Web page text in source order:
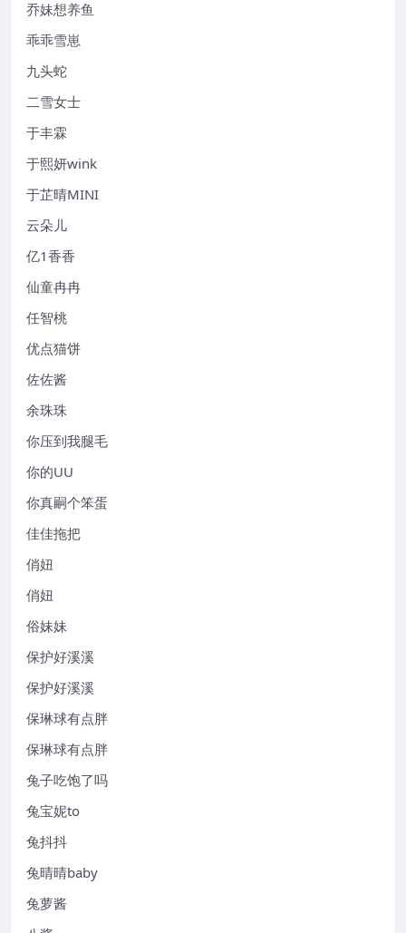
乔妹想养鱼
乖乖雪崽
九头蛇
二雪女士
于丰霖
于熙妍wink
于芷晴MINI
云朵儿
亿1香香
仙童冉冉
任智桃
优点猫饼
佐佐酱
余珠珠
你压到我腿毛
你的UU
你真嗣个笨蛋
佳佳拖把
俏妞
俏妞
俗妹妹
保护好溪溪
保护好溪溪
保琳球有点胖
保琳球有点胖
兔子吃饱了吗
兔宝妮to
兔抖抖
兔晴晴baby
兔萝酱